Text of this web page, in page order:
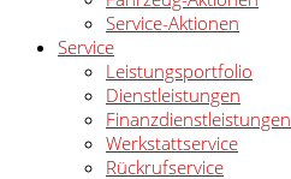
Service-Aktionen
Service
Leistungsportfolio
Dienstleistungen
Finanzdienstleistungen
Werkstattservice
Rückrufservice